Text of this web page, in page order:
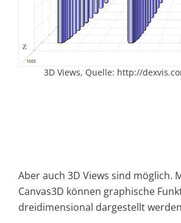
3D Views, Quelle: http://
Aber auch 3D Views sind möglich.
Canvas3D können graphische
dreidimensional dargestellt